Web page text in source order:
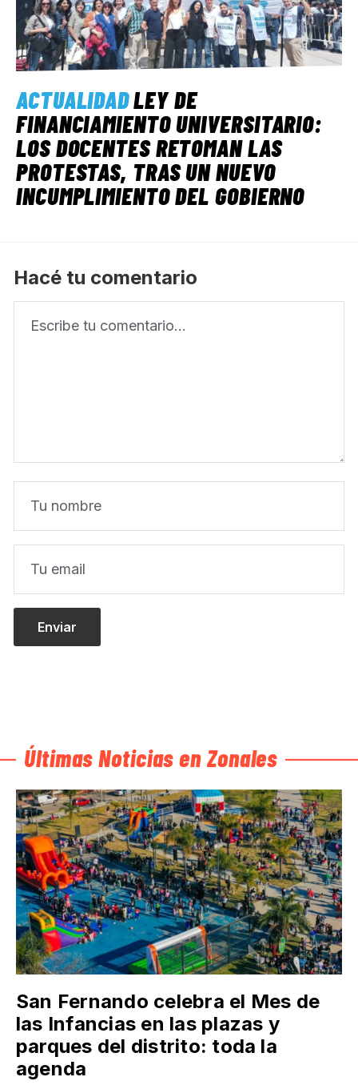
ACTUALIDADLEY DE
FINANCIAMIENTO UNIVERSITARIO:
LOS DOCENTES RETOMAN LAS
PROTESTAS, TRAS UN NUEVO
INCUMPLIMIENTO DEL GOBIERNO
Hacé tu comentario
Últimas Noticias en Zonales
San Fernando celebra el Mes de
las Infancias en las plazas y
parques del distrito: toda la
agenda